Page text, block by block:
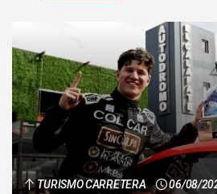
TURISMO CARRETERA 06/08/